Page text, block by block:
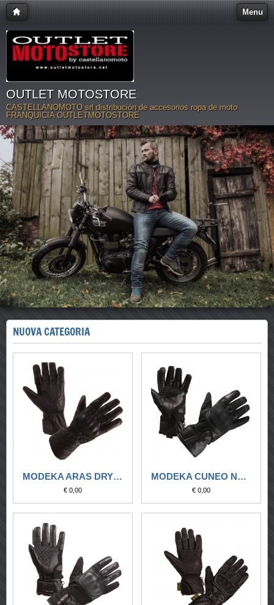
Menu
OUTLET MOTOSTORE
CASTELLANOMOTO srl distribución de accesorios ropa de moto
FRANQUICIA OUTLETMOTOSTORE
NUOVA CATEGORIA
MODEKA ARAS DRY NERO
€ 0,00
MODEKA CUNEO NERO
€ 0,00